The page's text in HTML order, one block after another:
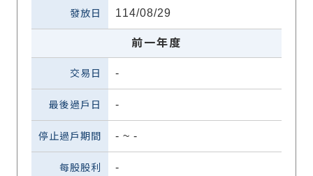
114/08/29
前一年度
-
-
- ~ -
-